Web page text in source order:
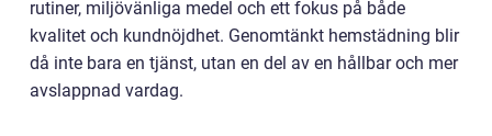
rutiner, miljövänliga medel och ett fokus på både
kvalitet och kundnöjdhet. Genomtänkt hemstädning blir
då inte bara en tjänst, utan en del av en hållbar och mer
avslappnad vardag.